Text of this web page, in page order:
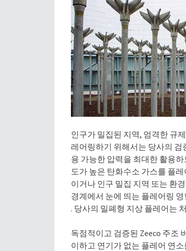
인구가 밀집된 지역, 엄격한 규
레어링하기 위해서는 당사의 검
용 가능한 압력을 최대한 활용
도가 높은 탄화수소 가스를 플
이거나 인구 밀집 지역 또는 환
경계에서 눈에 띄는 플레어링
. 당사의 밀폐형 지상 플레어는
독점적이고 검증된 Zeeco 주조
이하고 연기가 없는 플레어 연